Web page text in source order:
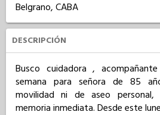
Belgrano, CABA
DESCRIPCIÓN
Busco cuidadora ,
semana para señora de 85
movilidad ni de aseo personal,
memoria inmediata. Desde este